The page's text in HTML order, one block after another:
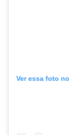
Ver essa foto